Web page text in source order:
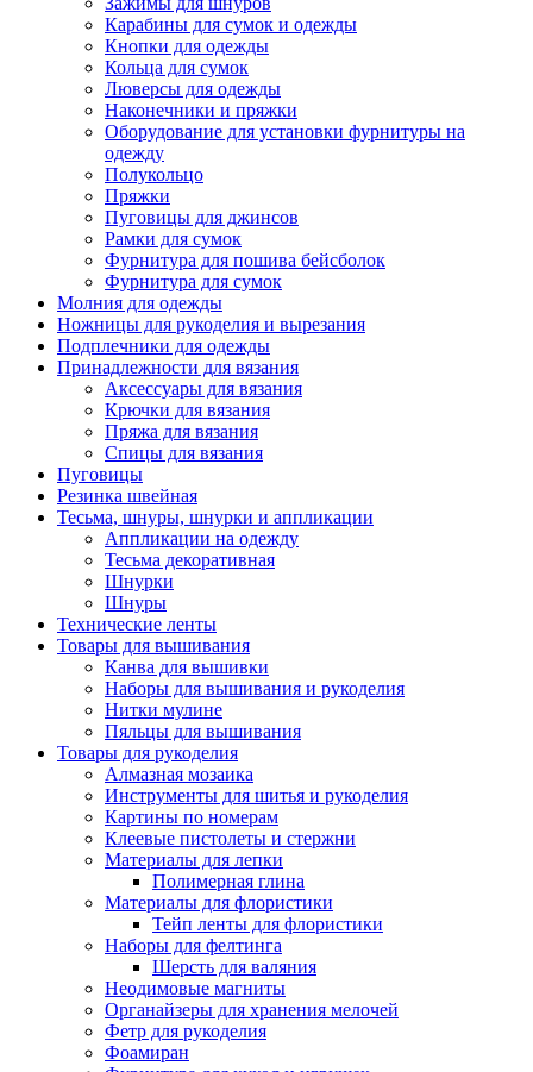
Карабины для сумок и одежды
Кнопки для одежды
Кольца для сумок
Люверсы для одежды
Наконечники и пряжки
Оборудование для установки фурнитуры на
одежду
Полукольцо
Пряжки
Пуговицы для джинсов
Рамки для сумок
Фурнитура для пошива бейсболок
Фурнитура для сумок
Молния для одежды
Ножницы для рукоделия и вырезания
Подплечники для одежды
Принадлежности для вязания
Аксессуары для вязания
Крючки для вязания
Пряжа для вязания
Спицы для вязания
Пуговицы
Резинка швейная
Тесьма, шнуры, шнурки и аппликации
Аппликации на одежду
Тесьма декоративная
Шнурки
Шнуры
Технические ленты
Товары для вышивания
Канва для вышивки
Наборы для вышивания и рукоделия
Нитки мулине
Пяльцы для вышивания
Товары для рукоделия
Алмазная мозаика
Инструменты для шитья и рукоделия
Картины по номерам
Клеевые пистолеты и стержни
Материалы для лепки
Полимерная глина
Материалы для флористики
Тейп ленты для флористики
Наборы для фелтинга
Шерсть для валяния
Неодимовые магниты
Органайзеры для хранения мелочей
Фетр для рукоделия
Фоамиран